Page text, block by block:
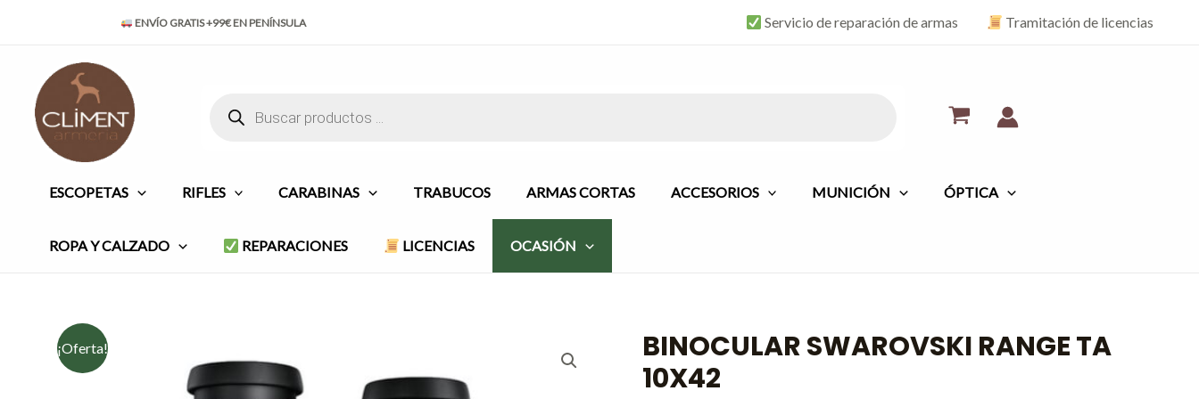
ENVÍO GRATIS +99€ EN PENÍNSULA Servicio de reparación de armas Tramitación de licencias
productos
ESCOPETAS RIFLES CARABINAS TRABUCOS ARMAS CORTAS ACCESORIOS MUNICIÓN ÓPTICA
ROPA Y CALZADO REPARACIONES LICENCIAS OCASIÓN
¡Oferta!
BINOCULAR SWAROVSKI RANGE TA
10X42
El
precio
El
precio
BINOCULAR
RANGE